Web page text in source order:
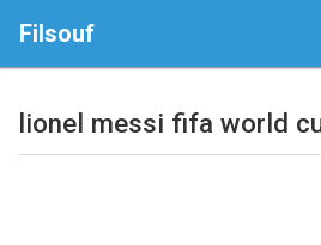
Filsouf
lionel messi fifa world